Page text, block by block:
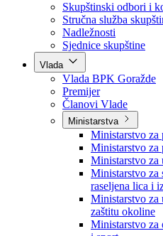
Poslanici po
Poslanici po
Kolegij skupštine
Skupštinski odbori i
Stručna služba
Nadležnosti
Sjednice skupštine
Vlada
Vlada BPK Goražde
Premijer
Članovi Vlade
Ministarstva
Ministarstvo za
Ministarstvo za
Ministarstvo za
Ministarstvo za
raseljena lica i